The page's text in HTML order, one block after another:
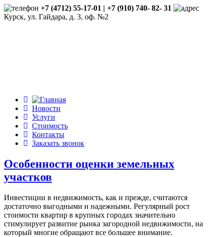
+7 (4712) 55-17-01 | +7 (910) 740- 82- 31
Курск, ул. Гайдара, д. 3, оф. №2
Новости
Услуги
Стоимость
Контакты
Заказать звонок
Особенности оценки земельных
участков
Инвестиции в недвижимость, как и прежде, считаются
достаточно выгодными и надежными. Регулярный рост
стоимости квартир в крупных городах значительно
стимулирует развитие рынка загородной недвижимости, на
который многие обращают все большее внимание.